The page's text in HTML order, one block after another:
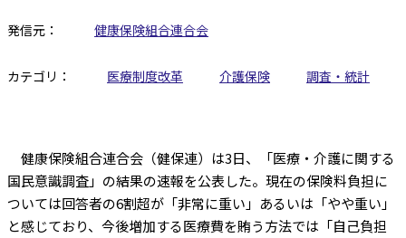
発信元： 健康保険組合連合会
カテゴリ： 医療制度改革 介護保険 調査・統計
健康保険組合連合会（健保連）は3日、「医療・介護に関する
国民意識調査」の結果の速報を公表した。現在の保険料負担に
ついては回答者の6割超が「非常に重い」あるいは「やや重い」
と感じており、今後増加する医療費を賄う方法では「自己負担